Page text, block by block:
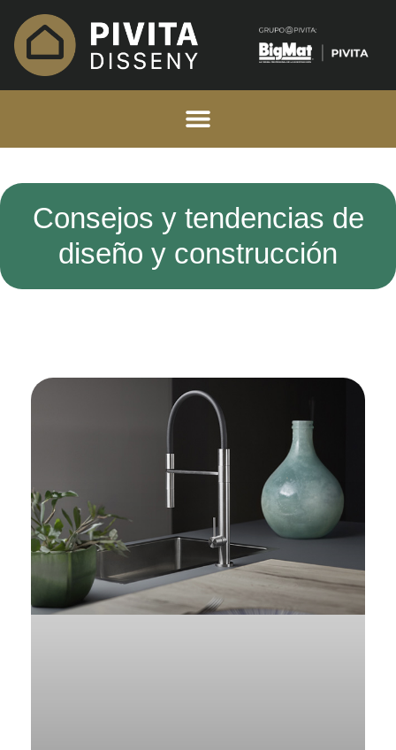
Consejos y tendencias de
diseño y construcción